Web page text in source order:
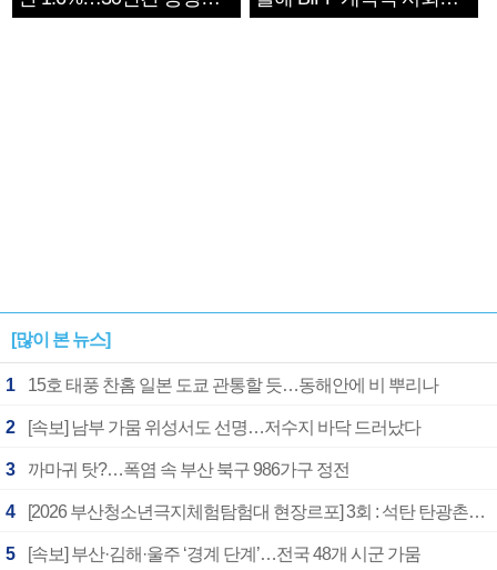
1182개팀 전수조사
확정
[많이 본 뉴스]
1 15호 태풍 찬홈 일본 도쿄 관통할 듯…동해안에 비 뿌리나
2 [속보] 남부 가뭄 위성서도 선명…저수지 바닥 드러났다
3 까마귀 탓?…폭염 속 부산 북구 986가구 정전
4 [2026 부산청소년극지체험탐험대 현장르포] 3회 : 석탄 탄광촌에서 북극 연구의 중심지로
5 [속보] 부산·김해·울주 ‘경계 단계’…전국 48개 시군 가뭄